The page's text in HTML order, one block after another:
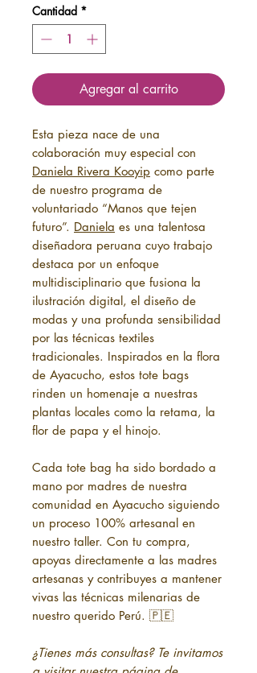
Cantidad *
Agregar al carrito
Esta pieza nace de una
colaboración muy especial con
Daniela Rivera Kooyip como parte
de nuestro programa de
voluntariado “Manos que tejen
futuro”. Daniela es una talentosa
diseñadora peruana cuyo trabajo
destaca por un enfoque
multidisciplinario que fusiona la
ilustración digital, el diseño de
modas y una profunda sensibilidad
por las técnicas textiles
tradicionales. Inspirados en la flora
de Ayacucho, estos tote bags
rinden un homenaje a nuestras
plantas locales como la retama, la
flor de papa y el hinojo.
Cada tote bag ha sido bordado a
mano por madres de nuestra
comunidad en Ayacucho siguiendo
un proceso 100% artesanal en
nuestro taller. Con tu compra,
apoyas directamente a las madres
artesanas y contribuyes a mantener
vivas las técnicas milenarias de
nuestro querido Perú. 🇵🇪
¿Tienes más consultas? Te invitamos